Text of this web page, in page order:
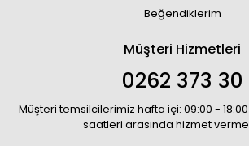
Beğendiklerim
Müşteri Hizmetleri
0262 373 30
Müşteri temsilcilerimiz hafta içi: 09:00 - 18:00
saatleri arasında hizmet